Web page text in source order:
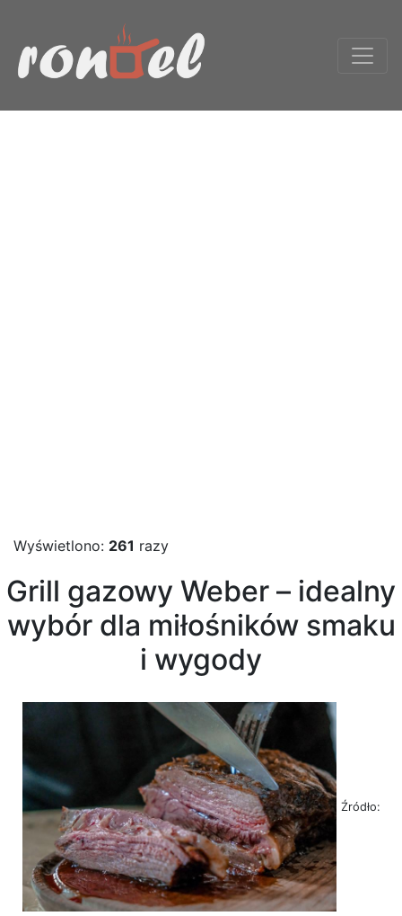
Wyświetlono: 261 razy
Grill gazowy Weber – idealny
wybór dla miłośników smaku
i wygody
Źródło: